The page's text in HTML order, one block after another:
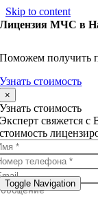
Skip to content
Toggle Navigation
Лицензия МЧС в
Поможем получить
Узнать стоимость
×
Узнать стоимость
Эксперт свяжется с
стоимость